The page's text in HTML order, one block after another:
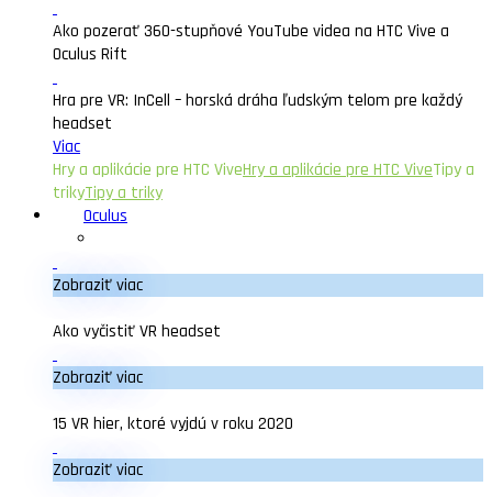
Ako pozerať 360-stupňové YouTube videa na HTC Vive a
Oculus Rift
Hra pre VR: InCell – horská dráha ľudským telom pre každý
headset
Viac
Hry a aplikácie pre HTC ViveHry a aplikácie pre HTC ViveTipy a
trikyTipy a triky
Oculus
Zobraziť viac
Ako vyčistiť VR headset
Zobraziť viac
15 VR hier, ktoré vyjdú v roku 2020
Zobraziť viac